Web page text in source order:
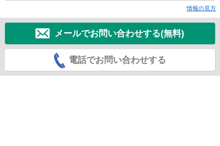
情報の見方
メールでお問い合わせする(無料)
電話でお問い合わせする